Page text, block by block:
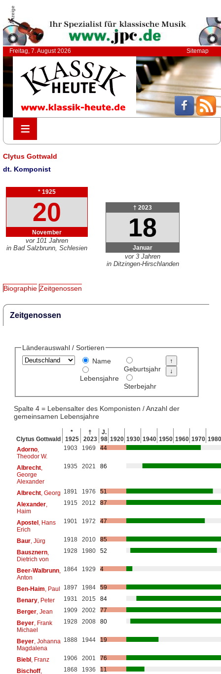
Anzeige
Freitag, 7. August 2026 Sitemap
≡
≡
Clytus Gottwald
dt. Komponist
* 1925
20
November
vor 101 Jahren
in Bad Salzbrunn, Schlesien
† 2023
18
Januar
vor 3 Jahren
in Ditzingen-Hirschlanden
Biographie Zeitgenossen
Zeitgenossen
Länderauswahl / Sortieren
Name
Lebensjahre
Geburtsjahr
Sterbejahr
Spalte 4 = Lebensalter des Komponisten / Anzahl der
gemeinsamen Lebensjahre
Clytus Gottwald
*
1925
†
2023
J.
98 1920 1930 1940 1950 1960 1970 1980
Adorno,
Theodor W.
1903 1969 44
Albrecht,
George
Alexander
1935 2021 86
Albrecht, Georg 1891 1976
51
Alexander,
Haim
1915 2012 87
Apostel, Hans
Erich
1901 1972 47
Baur, Jürg 1918 2010
85
Bausznern,
Dietrich von
1928 1980 52
Beer-Walbrunn,
Anton
1864 1929 4
Ben-Haim , Paul 1897 1984
59
Benary, Peter 1931 2015
84
Berger, Jean 1909 2002
77
Beyer, Frank
Michael
1928 2008 80
Beyer, Johanna
Magdalena
1888 1944 19
Biebl, Franz 1906 2001
76
Bischoff,
1868 1936 11